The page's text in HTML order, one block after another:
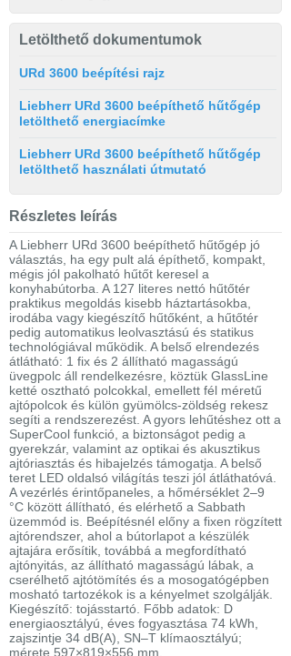
Letölthető dokumentumok
URd 3600 beépítési rajz
Liebherr URd 3600 beépíthető hűtőgép
letölthető energiacímke
Liebherr URd 3600 beépíthető hűtőgép
letölthető használati útmutató
Részletes leírás
A Liebherr URd 3600 beépíthető hűtőgép jó
választás, ha egy pult alá építhető, kompakt,
mégis jól pakolható hűtőt keresel a
konyhabútorba. A 127 literes nettó hűtőtér
praktikus megoldás kisebb háztartásokba,
irodába vagy kiegészítő hűtőként, a hűtőtér
pedig automatikus leolvasztású és statikus
technológiával működik. A belső elrendezés
átlátható: 1 fix és 2 állítható magasságú
üvegpolc áll rendelkezésre, köztük GlassLine
ketté osztható polcokkal, emellett fél méretű
ajtópolcok és külön gyümölcs-zöldség rekesz
segíti a rendszerezést. A gyors lehűtéshez ott a
SuperCool funkció, a biztonságot pedig a
gyerekzár, valamint az optikai és akusztikus
ajtóriasztás és hibajelzés támogatja. A belső
teret LED oldalsó világítás teszi jól átláthatóvá.
A vezérlés érintőpaneles, a hőmérséklet 2–9
°C között állítható, és elérhető a Sabbath
üzemmód is. Beépítésnél előny a fixen rögzített
ajtórendszer, ahol a bútorlapot a készülék
ajtajára erősítik, továbbá a megfordítható
ajtónyitás, az állítható magasságú lábak, a
cserélhető ajtótömítés és a mosogatógépben
mosható tartozékok is a kényelmet szolgálják.
Kiegészítő: tojásstartó. Főbb adatok: D
energiaosztályú, éves fogyasztása 74 kWh,
zajszintje 34 dB(A), SN–T klímaosztályú;
mérete 597×819×556 mm.